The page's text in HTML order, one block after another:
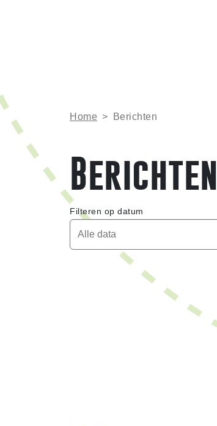
Home > Berichten
Berichten
Filteren op datum